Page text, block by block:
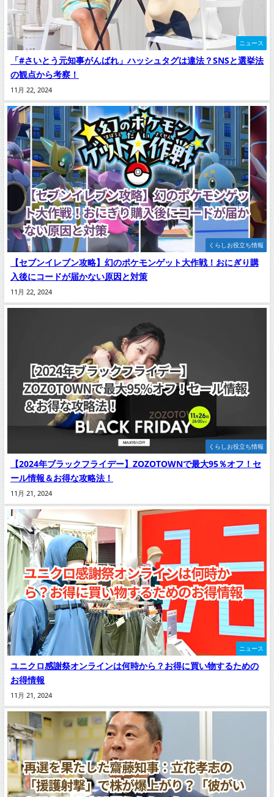
ニュース
「#さいとう元知事がんばれ」ハッシュタグは違法？SNSと選挙法
の観点から考察！
11月 22, 2024
くらしお役立ち情報
【セブンイレブン攻略】幻のポケモンゲット大作戦！おにぎり購
入後にコードが届かない原因と対策
11月 22, 2024
くらしお役立ち情報
【2024年ブラックフライデー】ZOZOTOWNで最大95％オフ！セ
ール情報＆お得な攻略法！
11月 21, 2024
ニュース
ユニクロ感謝祭オンラインは何時から？お得に買い物するための
お得情報
11月 21, 2024